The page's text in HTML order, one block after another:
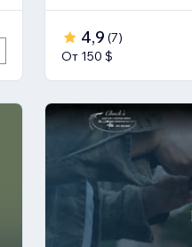
4,9 (7)
От 150 $